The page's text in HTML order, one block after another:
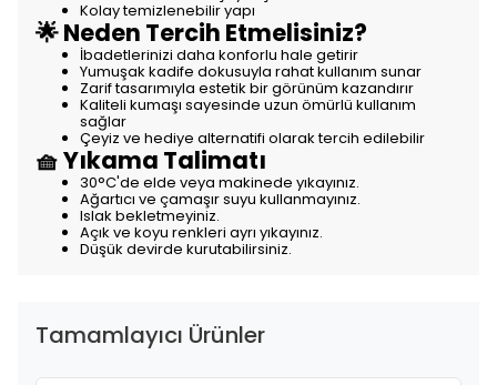
Kolay temizlenebilir yapı
🌟 Neden Tercih Etmelisiniz?
İbadetlerinizi daha konforlu hale getirir
Yumuşak kadife dokusuyla rahat kullanım sunar
Zarif tasarımıyla estetik bir görünüm kazandırır
Kaliteli kumaşı sayesinde uzun ömürlü kullanım
sağlar
Çeyiz ve hediye alternatifi olarak tercih edilebilir
🧺 Yıkama Talimatı
30°C'de elde veya makinede yıkayınız.
Ağartıcı ve çamaşır suyu kullanmayınız.
Islak bekletmeyiniz.
Açık ve koyu renkleri ayrı yıkayınız.
Düşük devirde kurutabilirsiniz.
Tamamlayıcı Ürünler